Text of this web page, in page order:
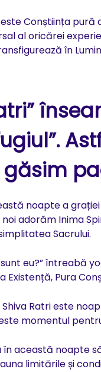
este Conștiința pură
al oricărei
în
găsim
noapte a
noi adorăm Inima
Sacrului.
sunt eu?” întreabă
Existență, Pura
Shiva Ratri este
momentul
în această noapte
limitările și